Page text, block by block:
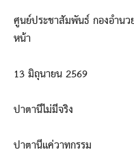
ศูนย์ประชาสัมพันธ์ กองอำน
หน้า
13 มิถุนายน 2569
ปาตานีไม่มีจริง
ปาตานีแค่วาทกรรม